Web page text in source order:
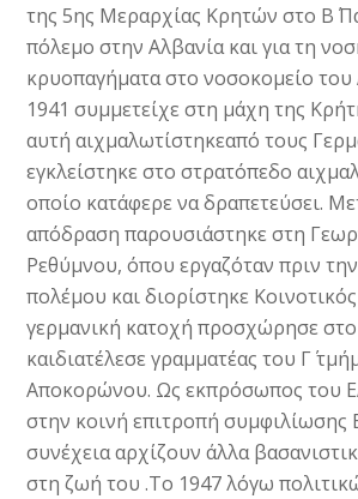
της 5ης Μεραρχίας Κρητών στο Β΄
πόλεμο στην Αλβανία και για τη
κρυοπαγήματα στο νοσοκομείο
1941 συμμετείχε στη μάχη της
αυτή αιχμαλωτίστηκεαπό τους
εγκλείστηκε στο στρατόπεδο
οποίο κατάφερε να δραπετεύσει.
απόδραση παρουσιάστηκε στη
Ρεθύμνου, όπου εργαζόταν πριν
πολέμου και διορίστηκε
γερμανική κατοχή προσχώρησε
καιδιατέλεσε γραμματέας του Γ΄
Αποκορώνου. Ως εκπρόσωπος του
στην κοινή επιτροπή
συνέχεια αρχίζουν άλλα
στη ζωή του .Το 1947 λόγω